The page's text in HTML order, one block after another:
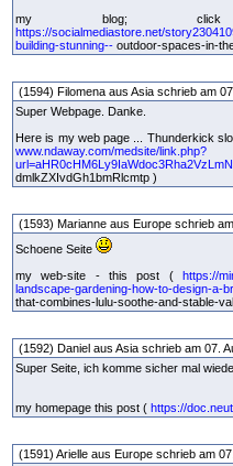
my blog;
https://socialmediastore.net/
building-stunning-- outdoor-spaces-in-
(1594) Filomena aus Asia schrieb am
Super Webpage. Danke.
Here is my web page ... Thunderkick
www.ndaway.com/medsite/link.php?
dmlkZXIvdGh1bmRlcmtp )
(1593) Marianne aus Europe schrieb
Schoene Seite
my web-site - this post ( https://
landscape-gardening-how-to-design-a-
that-combines-lulu-soothe-and-stable-
(1592) Daniel aus Asia schrieb am 07.
Super Seite, ich komme sicher mal
my homepage this post ( https://
(1591) Arielle aus Europe schrieb am